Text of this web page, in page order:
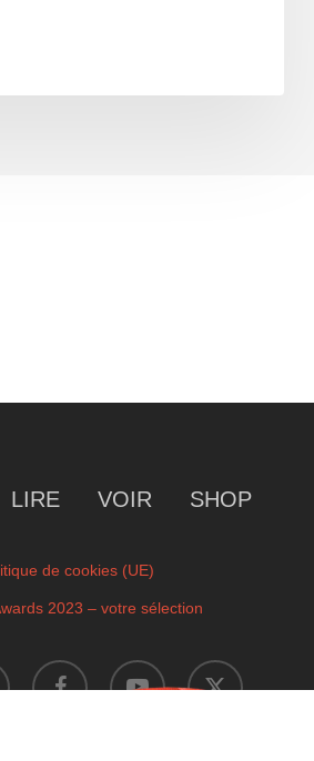
LIRE VOIR SHOP
de cookies (UE)
2023 – votre sélection
facebook youtube
x-
twitter